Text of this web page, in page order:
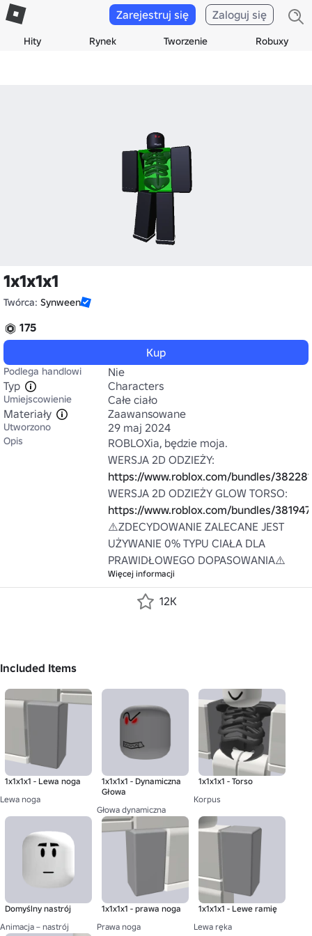
Hity Rynek Tworzenie Robuxy
Zarejestruj się Zaloguj się
1x1x1x1
Twórca: Synween
175
Kup
Podlega handlowi
Nie
Typ
Characters
Umiejscowienie
Całe ciało
Materiały
Zaawansowane
Utworzono 29 maj 2024
Opis
ROBLOXia, będzie moja.
https://www.roblox.com/bundles/
https://www.roblox.com/bundles/
⚠️ZDECYDOWANIE ZALECANE JEST
UŻYWANIE 0% TYPU CIAŁA DLA
PRAWIDŁOWEGO DOPASOWANIA⚠️
Więcej informacji
12K
Included Items
1x1x1x1 - Lewa noga
Lewa noga
1x1x1x1 - Dynamiczna
Głowa
Głowa dynamiczna
1x1x1x1 - Torso
Korpus
Domyślny nastrój
Animacja – nastrój
1x1x1x1 - prawa noga
Prawa noga
1x1x1x1 - Lewe ramię
Lewa ręka